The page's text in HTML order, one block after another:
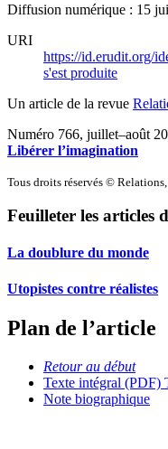
Diffusion numérique : 15
URI
https://id.erudit.org/
s'est produite
Un article de la revue
Numéro 766, juillet–août
Libérer l’imagination
Tous droits réservés ©
Feuilleter les articles
La doublure du monde
Utopistes contre réalistes
Plan de l’article
Retour au début
Texte intégral (PDF)
Note biographique